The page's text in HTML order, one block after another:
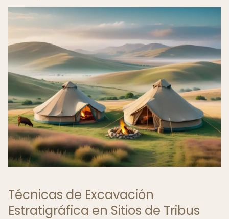
Técnicas de Excavación
Estratigráfica en Sitios de Tribus